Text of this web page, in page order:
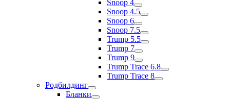
Snoop 4
Snoop 4.5
Snoop 6
Snoop 7.5
Trump 5.5
Trump 7
Trump 9
Trump Trace 6.8
Trump Trace 8
Родбилдинг
Бланки